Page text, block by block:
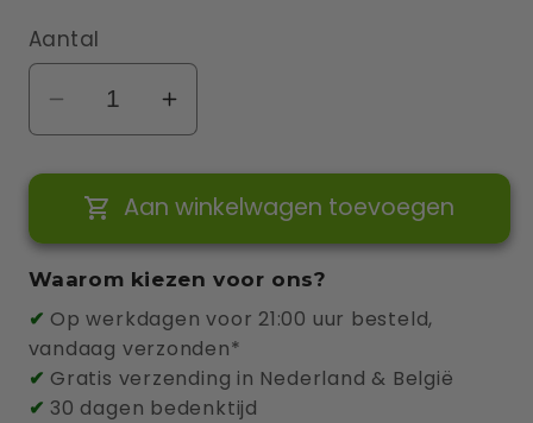
Aantal
Aantal
verlagen
voor
Wallbox
Pulsar
pro
22kw
7
meter
laadkabel
Aantal
verhogen
voor
Wallbox
Pulsar
pro
7
meter
laadkabel
Aan winkelwagen toevoegen
Waarom kiezen voor ons?
✔ Op werkdagen voor 21:00 uur besteld,
vandaag verzonden*
✔ Gratis verzending in Nederland & België
✔ 30 dagen bedenktijd